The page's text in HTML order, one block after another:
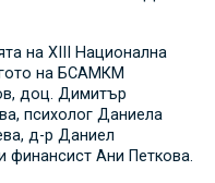
на XIII Национална
на БСАМКМ
доц. Димитър
психолог Даниела
д-р Даниел
Ани Петкова.